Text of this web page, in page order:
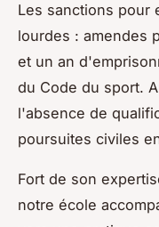
Les sanctions pour
lourdes : amendes
et un an
du Code du sport.
l'absence de
poursuites civiles
Fort de son
notre école